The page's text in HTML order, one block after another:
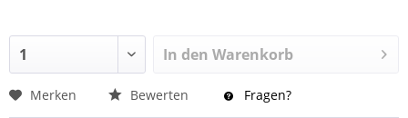
In den Warenkorb
Merken Bewerten Fragen?